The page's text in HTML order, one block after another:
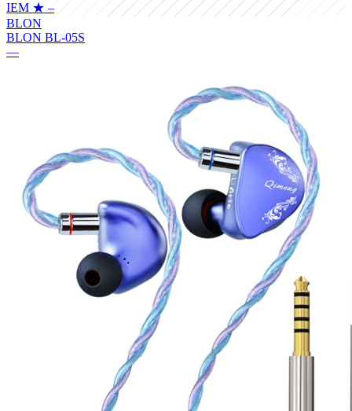
IEM ★ –
BLON
BLON BL-05S
—